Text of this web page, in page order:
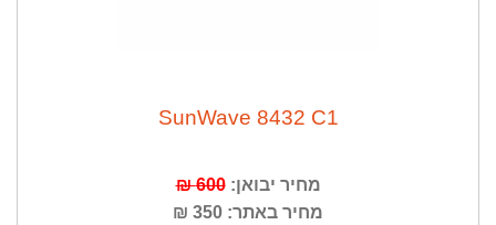
SunWave 8432 C1
מחיר יבואן:600 ₪
מחיר באתר: 350 ₪